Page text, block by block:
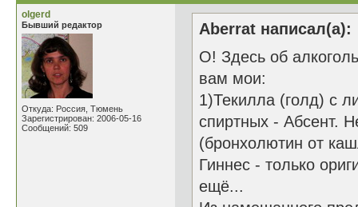
olgerd
Бывший редактор
Откуда: Россия, Тюмень
Зарегистрирован: 2006-05-16
Сообщений: 509
Aberrat написал(а):
О! Здесь об
вам мои:
1)Текилла (голд) с
спиртных - Абсент.
(бронхолютин от
Гиннес - только
ещё...